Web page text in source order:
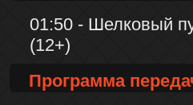
01:50 - Шелковый
(12+)
Программа